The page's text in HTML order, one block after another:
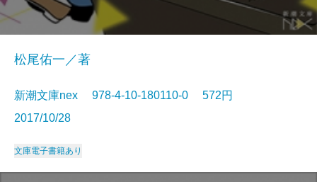
松尾佑一／著
新潮文庫nex 978-4-10-180110-0 572円
2017/10/28
文庫電子書籍あり